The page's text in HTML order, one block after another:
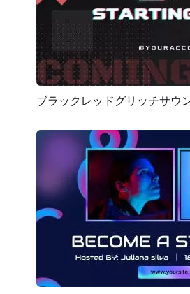
プレビュー